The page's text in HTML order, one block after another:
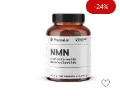
-24%